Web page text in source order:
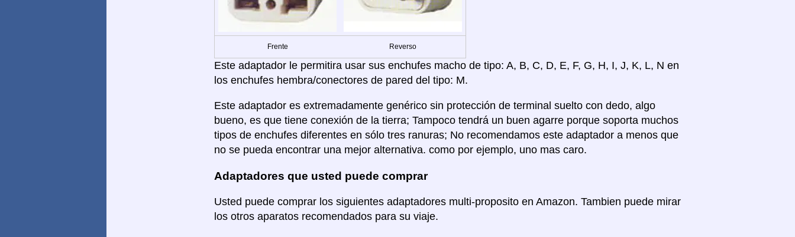
Frente Reverso
Este adaptador le permitira usar sus enchufes macho de tipo: A, B, C, D, E, F, G, H, I, J, K, L, N en
los enchufes hembra/conectores de pared del tipo: M.
Este adaptador es extremadamente genérico sin protección de terminal suelto con dedo, algo
bueno, es que tiene conexión de la tierra; Tampoco tendrá un buen agarre porque soporta muchos
tipos de enchufes diferentes en sólo tres ranuras; No recomendamos este adaptador a menos que
no se pueda encontrar una mejor alternativa. como por ejemplo, uno mas caro.
Adaptadores que usted puede comprar
Usted puede comprar los siguientes adaptadores multi-proposito en Amazon. Tambien puede mirar
los otros aparatos recomendados para su viaje.